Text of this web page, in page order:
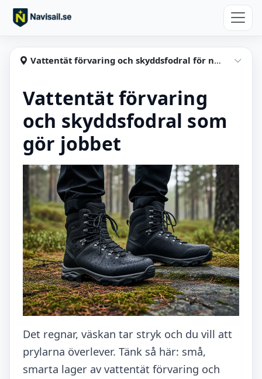
Hoppa till huvudinnehåll
Navisail
Vattentät förvaring och skyddsfodral för nybörjare
Vattentät förvaring
och skyddsfodral som
gör jobbet
Det regnar, väskan tar stryk och du vill att
prylarna överlever. Tänk så här: små,
smarta lager av vattentät förvaring och